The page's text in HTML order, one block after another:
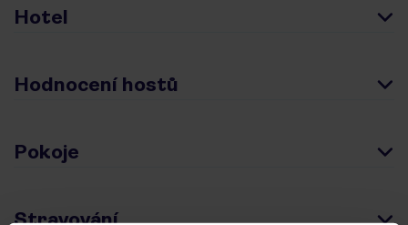
Hotel
Hodnocení hostů
Pokoje
Stravování